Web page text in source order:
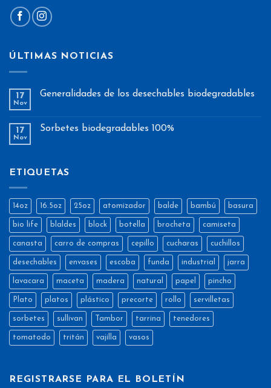
ÚLTIMAS NOTICIAS
17
Nov
Generalidades de los desechables biodegradables
17
Nov
Sorbetes biodegradables 100%
ETIQUETAS
14oz 16.5oz 25oz atomizador balde bambú basura
bio life blaldes block botella brocheta camiseta
canasta carro de compras cepillo cucharas cuchillos
desechables envases escoba funda industrial jarra
lavacara maceta madera natural papel pincho
Plato platos plástico precorte rollo servilletas
sorbetes sullivan Tambor tarrina tenedores
tomatodo tritán vajilla vasos
REGISTRARSE PARA EL BOLETÍN